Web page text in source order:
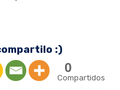
:)
0
Compartidos